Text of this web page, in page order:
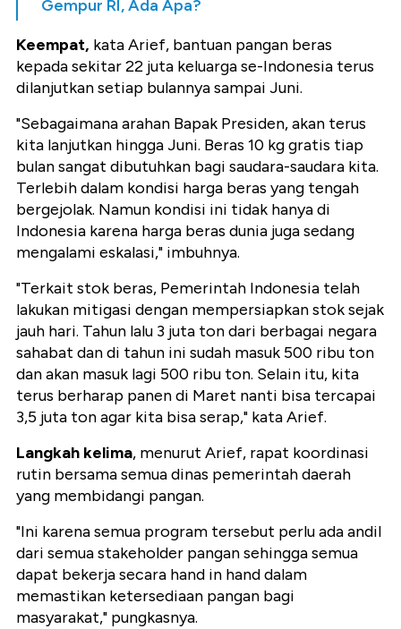
Gempur RI, Ada Apa?
Keempat, kata Arief, bantuan pangan beras
kepada sekitar 22 juta keluarga se-Indonesia terus
dilanjutkan setiap bulannya sampai Juni.
"Sebagaimana arahan Bapak Presiden, akan terus
kita lanjutkan hingga Juni. Beras 10 kg gratis tiap
bulan sangat dibutuhkan bagi saudara-saudara kita.
Terlebih dalam kondisi harga beras yang tengah
bergejolak. Namun kondisi ini tidak hanya di
Indonesia karena harga beras dunia juga sedang
mengalami eskalasi," imbuhnya.
"Terkait stok beras, Pemerintah Indonesia telah
lakukan mitigasi dengan mempersiapkan stok sejak
jauh hari. Tahun lalu 3 juta ton dari berbagai negara
sahabat dan di tahun ini sudah masuk 500 ribu ton
dan akan masuk lagi 500 ribu ton. Selain itu, kita
terus berharap panen di Maret nanti bisa tercapai
3,5 juta ton agar kita bisa serap," kata Arief.
Langkah kelima, menurut Arief, rapat koordinasi
rutin bersama semua dinas pemerintah daerah
yang membidangi pangan.
"Ini karena semua program tersebut perlu ada andil
dari semua stakeholder pangan sehingga semua
dapat bekerja secara hand in hand dalam
memastikan ketersediaan pangan bagi
masyarakat," pungkasnya.